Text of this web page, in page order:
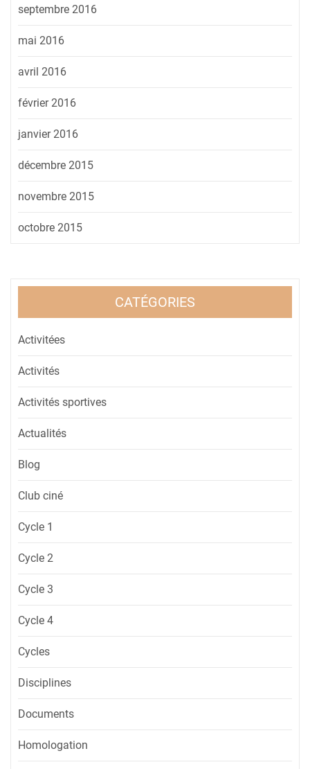
septembre 2016
mai 2016
avril 2016
février 2016
janvier 2016
décembre 2015
novembre 2015
octobre 2015
CATÉGORIES
Activitées
Activités
Activités sportives
Actualités
Blog
Club ciné
Cycle 1
Cycle 2
Cycle 3
Cycle 4
Cycles
Disciplines
Documents
Homologation